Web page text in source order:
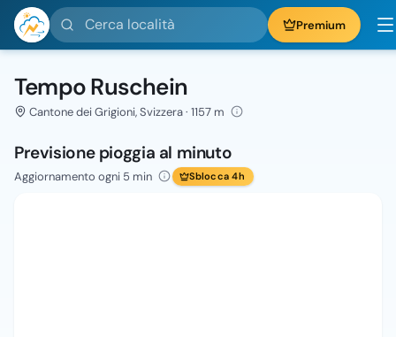
Cerca località Premium
Tempo Ruschein
Cantone dei Grigioni, Svizzera · 1157 m
Previsione pioggia al minuto
Aggiornamento ogni 5 min Sblocca 4h